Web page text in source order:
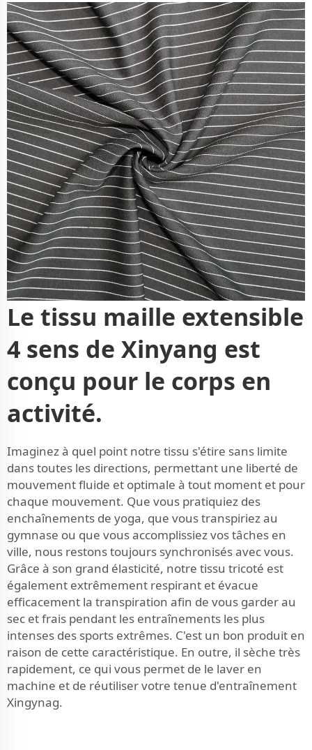
Le tissu maille extensible
4 sens de Xinyang est
conçu pour le corps en
activité.
Imaginez à quel point notre tissu s'étire sans limite
dans toutes les directions, permettant une liberté de
mouvement fluide et optimale à tout moment et pour
chaque mouvement. Que vous pratiquiez des
enchaînements de yoga, que vous transpiriez au
gymnase ou que vous accomplissiez vos tâches en
ville, nous restons toujours synchronisés avec vous.
Grâce à son grand élasticité, notre tissu tricoté est
également extrêmement respirant et évacue
efficacement la transpiration afin de vous garder au
sec et frais pendant les entraînements les plus
intenses des sports extrêmes. C'est un bon produit en
raison de cette caractéristique. En outre, il sèche très
rapidement, ce qui vous permet de le laver en
machine et de réutiliser votre tenue d'entraînement
Xingynag.